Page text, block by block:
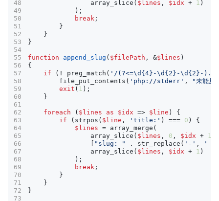
array_slice ( $lines , $idx + 1 )
);
break ;
}
}
}
function append_slug ( $filePath , &$lines )
{
if
( ! preg_match ( '/(?<=\d{4}-\d{2}-\d{2}-
file_put_contents ( 'php://stderr' ,
"未能从
exit ( 1 );
}
foreach ( $lines as $idx => $line )
{
if
( strpos ( $line , 'title:' ) === 0 )
{
$lines = array_merge (
array_slice ( $lines , 0 , $idx + 1
"slug: " . str_replace ( '-' , ' '
array_slice ( $lines , $idx + 1 )
);
break ;
}
}
}